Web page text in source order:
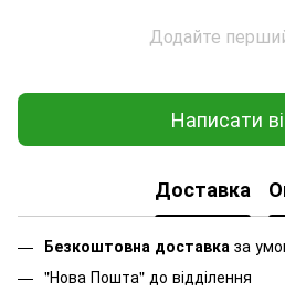
Додайте
Написати
Доставка
Безкоштовна доставка за
"Нова Пошта" до відділення